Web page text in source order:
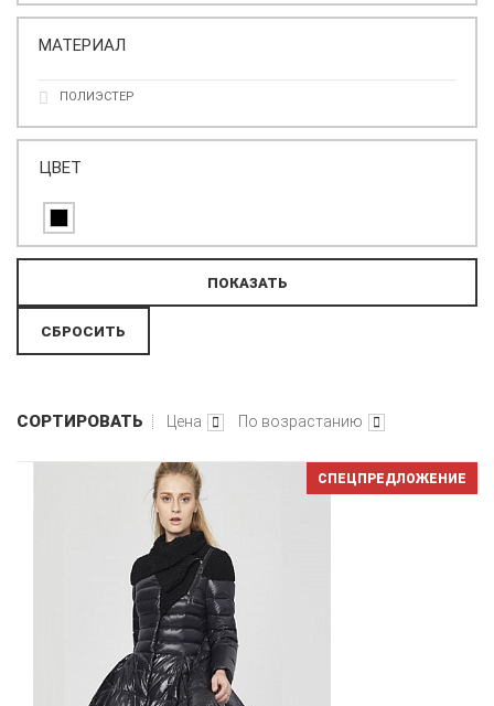
МАТЕРИАЛ
ПОЛИЭСТЕР
ЦВЕТ
СОРТИРОВАТЬ Цена По возрастанию
СПЕЦПРЕДЛОЖЕНИЕ